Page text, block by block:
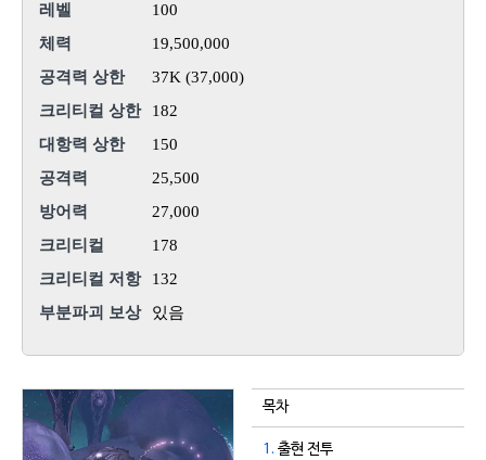
레벨
100
체력
19,500,000
공격력 상한
37K (37,000)
크리티컬 상한
182
대항력 상한
150
공격력
25,500
방어력
27,000
크리티컬
178
크리티컬 저항
132
부분파괴 보상
있음
목차
1. 출현 전투